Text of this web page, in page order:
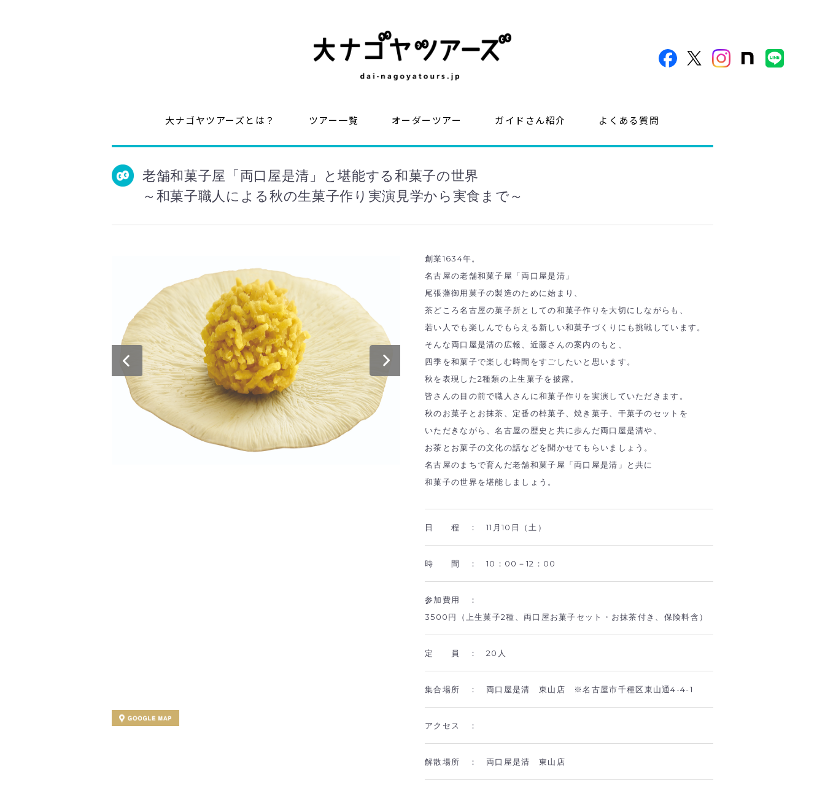
大ナゴヤツアーズとは？ ツアー一覧 オーダーツアー ガイドさん紹介 よくある質問
老舗和菓子屋「両口屋是清」と堪能する和菓子の世界
～和菓子職人による秋の生菓子作り実演見学から実食まで～
創業1634年。
名古屋の老舗和菓子屋「両口屋是清」
尾張藩御用菓子の製造のために始まり、
茶どころ名古屋の菓子所としての和菓子作りを大切にしながらも、
若い人でも楽しんでもらえる新しい和菓子づくりにも挑戦しています。
そんな両口屋是清の広報、近藤さんの案内のもと、
四季を和菓子で楽しむ時間をすごしたいと思います。
秋を表現した2種類の上生菓子を披露。
皆さんの目の前で職人さんに和菓子作りを実演していただきます。
秋のお菓子とお抹茶、定番の棹菓子、焼き菓子、干菓子のセットを
いただきながら、名古屋の歴史と共に歩んだ両口屋是清や、
お茶とお菓子の文化の話などを聞かせてもらいましょう。
名古屋のまちで育んだ老舗和菓子屋「両口屋是清」と共に
和菓子の世界を堪能しましょう。
日 程 ：11月10日（土）
時 間 ：10：00－12：00
参加費用 ：
3500円（上生菓子2種、両口屋お菓子セット・お抹茶付き、保険料含）
定 員 ：20人
集合場所 ： 両口屋是清 東山店 ※名古屋市千種区東山通4-4-1
アクセス ：
解散場所 ： 両口屋是清 東山店